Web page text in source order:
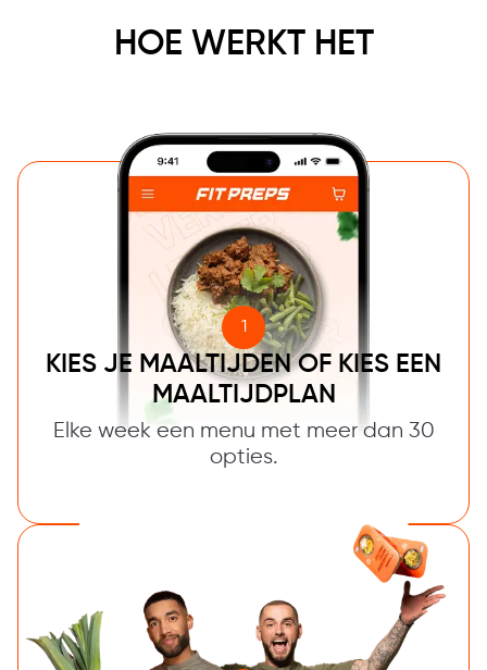
HOE WERKT HET
1
KIES JE MAALTIJDEN OF KIES EEN
MAALTIJDPLAN
Elke week een menu met meer dan 30
opties.